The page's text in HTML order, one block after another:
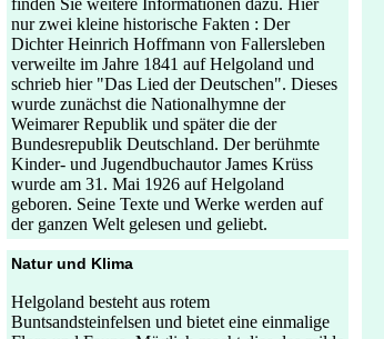
finden Sie weitere Informationen dazu. Hier
nur zwei kleine historische Fakten : Der
Dichter Heinrich Hoffmann von Fallersleben
verweilte im Jahre 1841 auf Helgoland und
schrieb hier "Das Lied der Deutschen". Dieses
wurde zunächst die Nationalhymne der
Weimarer Republik und später die der
Bundesrepublik Deutschland. Der berühmte
Kinder- und Jugendbuchautor James Krüss
wurde am 31. Mai 1926 auf Helgoland
geboren. Seine Texte und Werke werden auf
der ganzen Welt gelesen und geliebt.
Natur und Klima
Helgoland besteht aus rotem
Buntsandsteinfelsen und bietet eine einmalige